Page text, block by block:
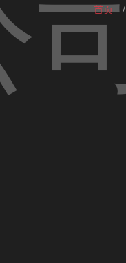
首页 /